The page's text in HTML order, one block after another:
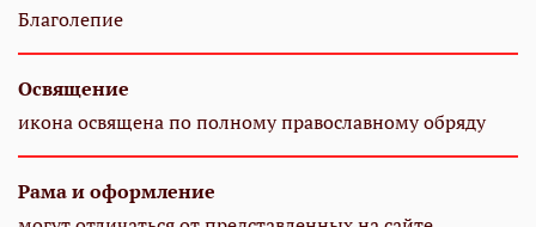
Благолепие
Освящение
икона освящена по полному православному обряду
Рама и оформление